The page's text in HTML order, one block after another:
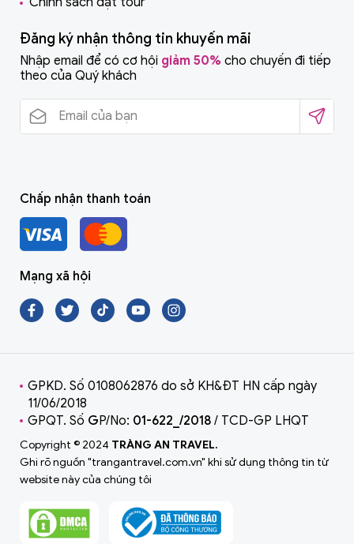
Đăng ký nhận thông tin khuyến mãi
Nhập email để có cơ hội giảm 50% cho chuyến đi tiếp
theo của Quý khách
Chấp nhận thanh toán
Mạng xã hội
GPKD. Số 0108062876 do sở KH&ĐT HN cấp ngày
11/06/2018
GPQT. Số GP/No: 01-622_/2018 / TCD-GP LHQT
Copyright © 2024 TRÀNG AN TRAVEL.
Ghi rõ nguồn "trangantravel.com.vn" khi sử dụng thông tin từ
website này của chúng tôi